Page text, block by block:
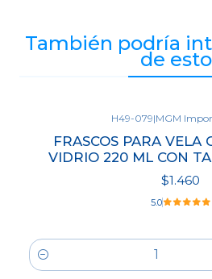
También podría
de
H49-079|MGM
FRASCOS PARA VELA
VIDRIO 220 ML CON
$1.460
5.0
Cantidad